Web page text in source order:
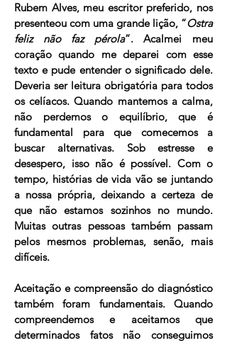
Rubem Alves, meu escritor preferido, nos
presenteou com uma grande lição, “Ostra
feliz não faz pérola”. Acalmei meu
coração quando me deparei com esse
texto e pude entender o significado dele.
Deveria ser leitura obrigatória para todos
os celíacos. Quando mantemos a calma,
não perdemos o equilíbrio, que é
fundamental para que comecemos a
buscar alternativas. Sob estresse e
desespero, isso não é possível. Com o
tempo, histórias de vida vão se juntando
a nossa própria, deixando a certeza de
que não estamos sozinhos no mundo.
Muitas outras pessoas também passam
pelos mesmos problemas, senão, mais
difíceis.
Aceitação e compreensão do diagnóstico
também foram fundamentais. Quando
compreendemos e aceitamos que
determinados fatos não conseguimos